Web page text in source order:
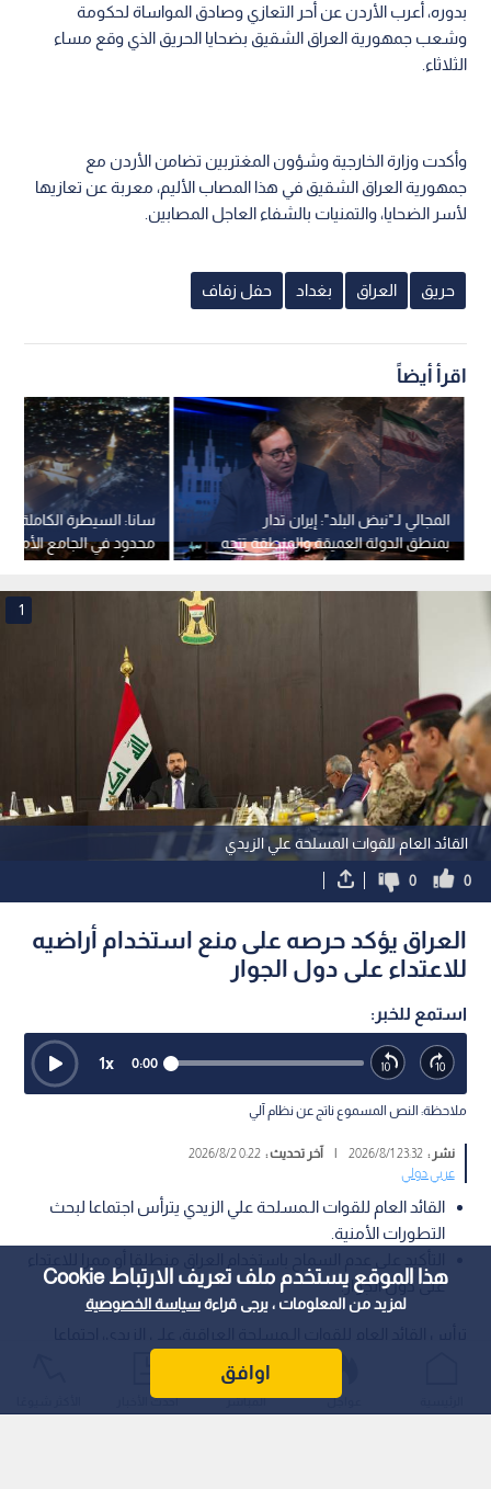
هذا الموقع يستخدم ملف تعريف الارتباط Cookie
لمزيد من المعلومات ، يرجى قراءةسياسة الخصوصية
اوافق
بدوره، أعرب الأردن عن أحر التعازي وصادق المواساة لحكومة
وشعب جمهورية العراق الشقيق بضحايا الحريق الذي وقع مساء
الثلاثاء.
وأكدت وزارة الخارجية وشؤون المغتربين تضامن الأردن مع
جمهورية العراق الشقيق في هذا المصاب الأليم، معربة عن تعازيها
لأسر الضحايا، والتمنيات بالشفاء العاجل المصابين.
حريق العراق بغداد حفل زفاف
اقرأ أيضاً
سانا: السيطرة الكاملة
محدود في الجامع
دون أضرار
المجالي لـ"نبض البلد": إيران تدار
بمنطق الدولة العميقة والمنطقة تتجه
إلى مواجهة مفتوحة
القائد العام للقوات المسلحة علي الزيدي
1
0
0
العراق يؤكد حرصه على منع استخدام أراضيه
للاعتداء على دول الجوار
استمع للخبر:
0:00
1x
ملاحظة: النص المسموع ناتج عن نظام آلي
نشر :23:32 2026/8/1
| آخر تحديث :0:22 2026/8/2
عربي دولي
القائد العام للقوات الـمسلحة علي الزيدي يترأس اجتماعا لبحث
التطورات الأمنية.
على دول الجوار.
ينطلق من الأراضي العراقية نحو دول الجوار.
عواجل المباشر أحدث الأخبار